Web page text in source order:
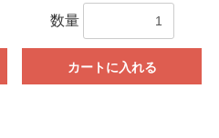
数量
カートに入れる